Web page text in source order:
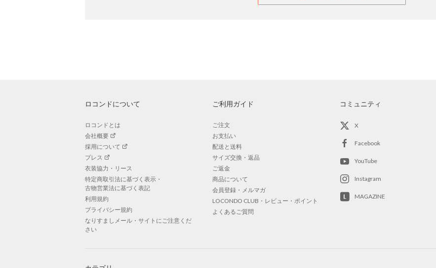
ロコンドについて
ロコンドとは
会社概要
採用について
プレス
衣装協力・リース
特定商取引法に基づく表示・
古物営業法に基づく表記
利用規約
プライバシー規約
なりすましメール・サイトにご注意くだ
さい
ご利用ガイド
ご注文
お支払い
配送と送料
サイズ交換・返品
ご返金
商品について
会員登録・メルマガ
LOCONDO CLUB・レビュー・ポイント
よくあるご質問
コミュニティ
X
Facebook
YouTube
Instagram
MAGAZINE